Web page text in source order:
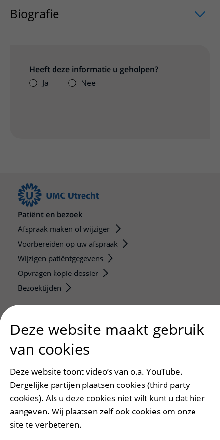
Biografie
Heeft deze informatie u geholpen?
Ja
Nee
Patiënt en bezoek
Afspraak maken of wijzigen
Voorbereiden op uw afspraak
Wijzigen patiëntgegevens
Opvragen kopie dossier
Bezoektijden
Onze opleidingen
De Nieuwe Utrechtse School
Stage en opleidingsplaatsen
Research
Strategic programs
Research groups
Researchers
Research technologies
Deze website maakt gebruik
van cookies
Deze website toont video’s van o.a. YouTube.
Dergelijke partijen plaatsen cookies (third party
cookies). Als u deze cookies niet wilt kunt u dat hier
aangeven. Wij plaatsen zelf ook cookies om onze
site te verbeteren.